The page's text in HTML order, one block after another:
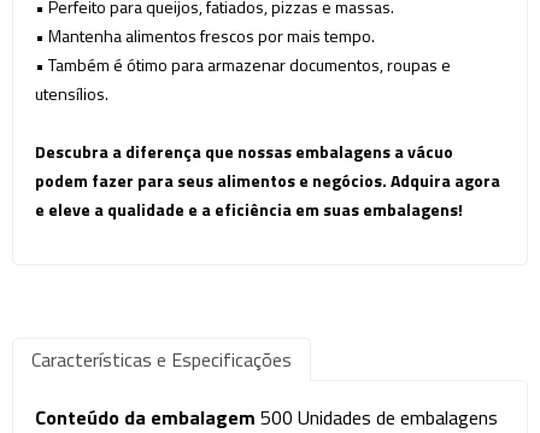
• Perfeito para queijos, fatiados, pizzas e massas.
• Mantenha alimentos frescos por mais tempo.
• Também é ótimo para armazenar documentos, roupas e
utensílios.
Descubra a diferença que nossas embalagens a vácuo
podem fazer para seus alimentos e negócios. Adquira agora
e eleve a qualidade e a eficiência em suas embalagens!
Características e Especificações
Conteúdo da embalagem 500 Unidades de embalagens